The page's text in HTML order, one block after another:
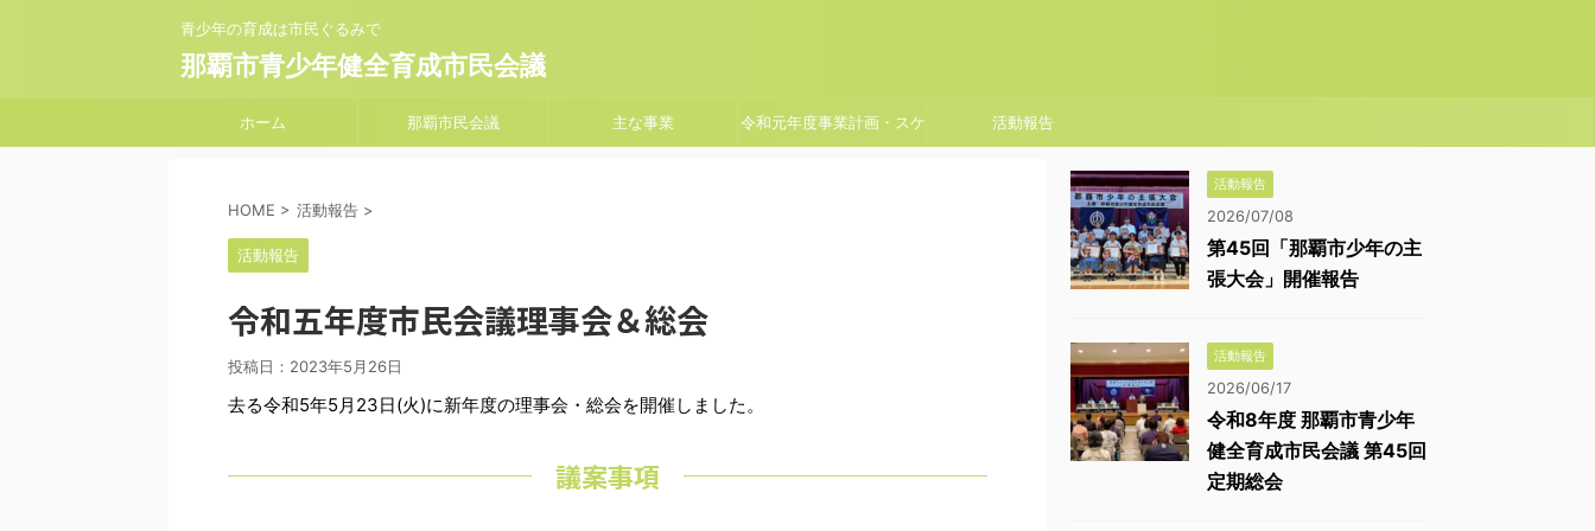
青少年の育成は市民ぐるみで
那覇市青少年健全育成市民会議
ホーム 那覇市民会議 主な事業 令和元年度事業計画・スケ 活動報告
HOME > 活動報告 >
活動報告
令和五年度市民会議理事会＆総会
投稿日： 2023年5月26日
去る令和5年5月23日(火)に新年度の理事会・総会を開催しました。
議案事項
活動報告
2026/07/08
第45回「那覇市少年の主
張大会」開催報告
活動報告
2026/06/17
令和8年度 那覇市青少年
健全育成市民会議 第45回
定期総会